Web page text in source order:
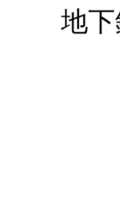
地